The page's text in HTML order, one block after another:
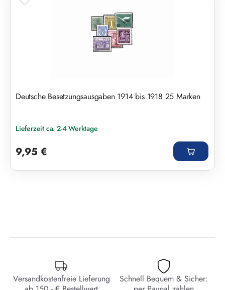
Deutsche Besetzungsausgaben 1914 bis 1918 25 Marken
Lieferzeit ca. 2-4 Werktage
9,95 €
Versandkostenfreie Lieferung
Schnell Bequem & Sicher: